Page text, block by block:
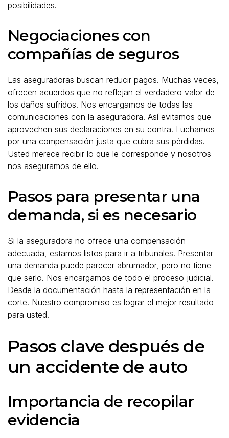
posibilidades.
Negociaciones con
compañías de seguros
Las aseguradoras buscan reducir pagos. Muchas veces,
ofrecen acuerdos que no reflejan el verdadero valor de
los daños sufridos. Nos encargamos de todas las
comunicaciones con la aseguradora. Así evitamos que
aprovechen sus declaraciones en su contra. Luchamos
por una compensación justa que cubra sus pérdidas.
Usted merece recibir lo que le corresponde y nosotros
nos aseguramos de ello.
Pasos para presentar una
demanda, si es necesario
Si la aseguradora no ofrece una compensación
adecuada, estamos listos para ir a tribunales. Presentar
una demanda puede parecer abrumador, pero no tiene
que serlo. Nos encargamos de todo el proceso judicial.
Desde la documentación hasta la representación en la
corte. Nuestro compromiso es lograr el mejor resultado
para usted.
Pasos clave después de
un accidente de auto
Importancia de recopilar
evidencia